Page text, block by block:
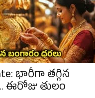
భారీగా తగ్గిన
ఈరోజు తులం